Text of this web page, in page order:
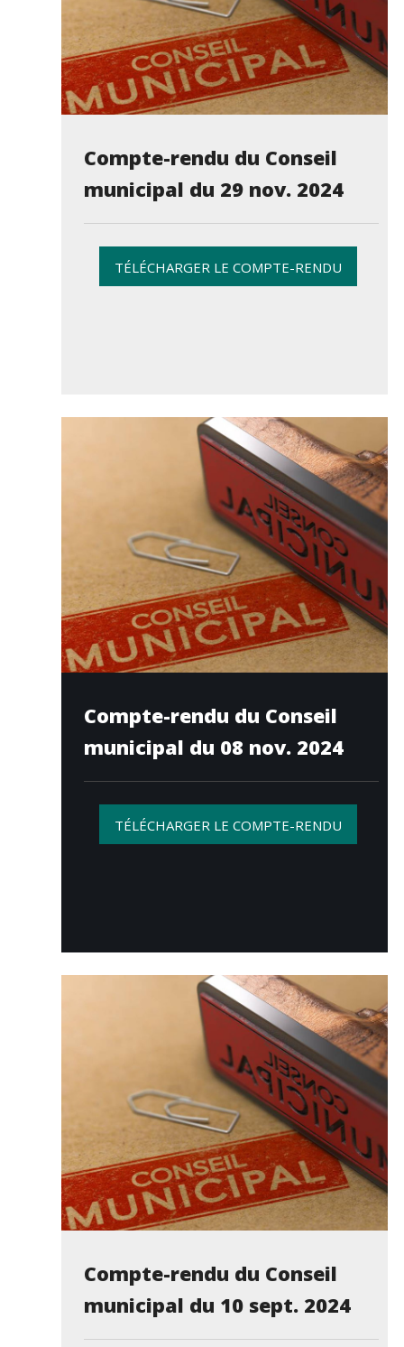
Compte-rendu du Conseil
municipal du 29 nov. 2024
TÉLÉCHARGER LE COMPTE-RENDU
Compte-rendu du Conseil
municipal du 08 nov. 2024
TÉLÉCHARGER LE COMPTE-RENDU
Compte-rendu du Conseil
municipal du 10 sept. 2024